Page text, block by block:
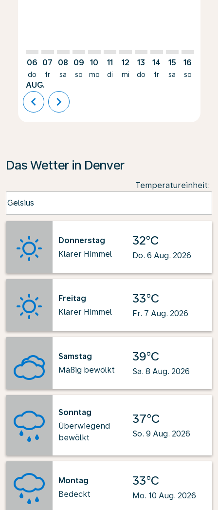
06
do
AUG.
07
fr
08
sa
09
so
10
mo
11
di
12
mi
13
do
14
fr
15
sa
16
so
chevron_left chevron_right
Das Wetter in Denver
Temperatureinheit:
Celsius
keyboard_arrow_down
Donnerstag
Klarer Himmel
32°C
Do. 6 Aug. 2026
Freitag
Klarer Himmel
33°C
Fr. 7 Aug. 2026
Samstag
Mäßig bewölkt
39°C
Sa. 8 Aug. 2026
Sonntag
Überwiegend
bewölkt
37°C
So. 9 Aug. 2026
Montag
Bedeckt
33°C
Mo. 10 Aug. 2026